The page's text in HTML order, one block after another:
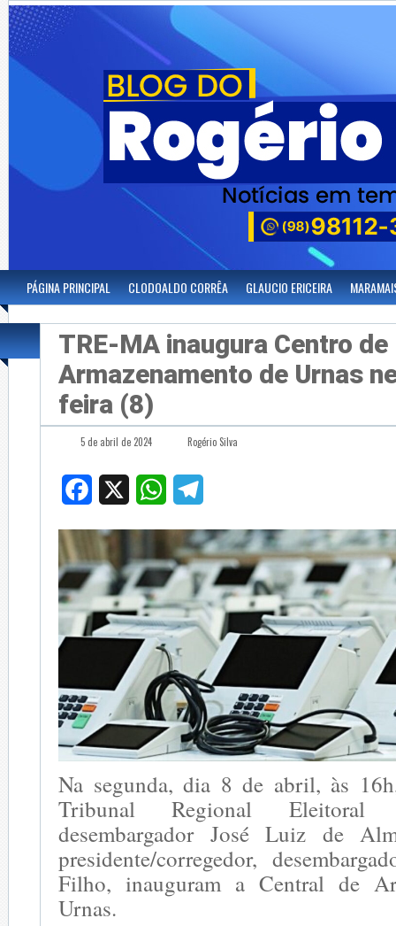
PÁGINA PRINCIPAL CLODOALDO CORRÊA GLAUCIO ERICEIRA
TRE-MA inaugura Centro de
Armazenamento de Urnas
feira (8)
5 de abril de 2024 Rogério Silva
Facebook WhatsApp
Na segunda, dia 8 de abril, às
Tribunal Regional Eleitoral
desembargador José Luiz de
presidente/corregedor,
Filho, inauguram a Central de
Urnas.